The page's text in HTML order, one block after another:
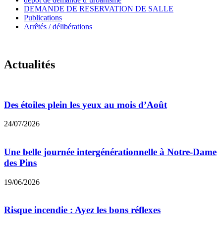
DEMANDE DE RESERVATION DE SALLE
Publications
Arrêtés / délibérations
Actualités
Des étoiles plein les yeux au mois d’Août
24/07/2026
Une belle journée intergénérationnelle à Notre-Dame
des Pins
19/06/2026
Risque incendie : Ayez les bons réflexes